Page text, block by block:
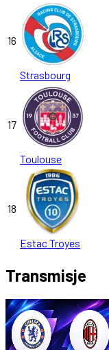
16
Strasbourg
17
Toulouse
18
Estac Troyes
Transmisje